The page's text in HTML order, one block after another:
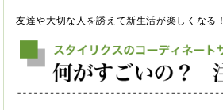
友達や大切な人を誘えて新生活が楽しくなる！